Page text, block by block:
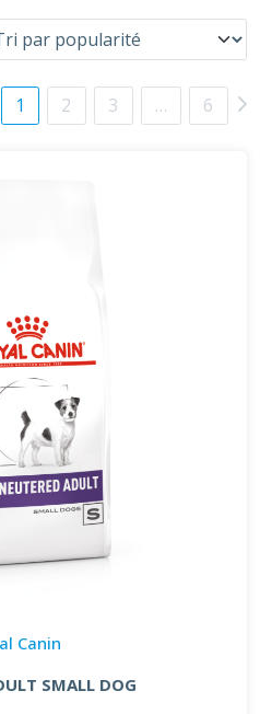
1 2 3 … 6
Canin
SMALL DOG